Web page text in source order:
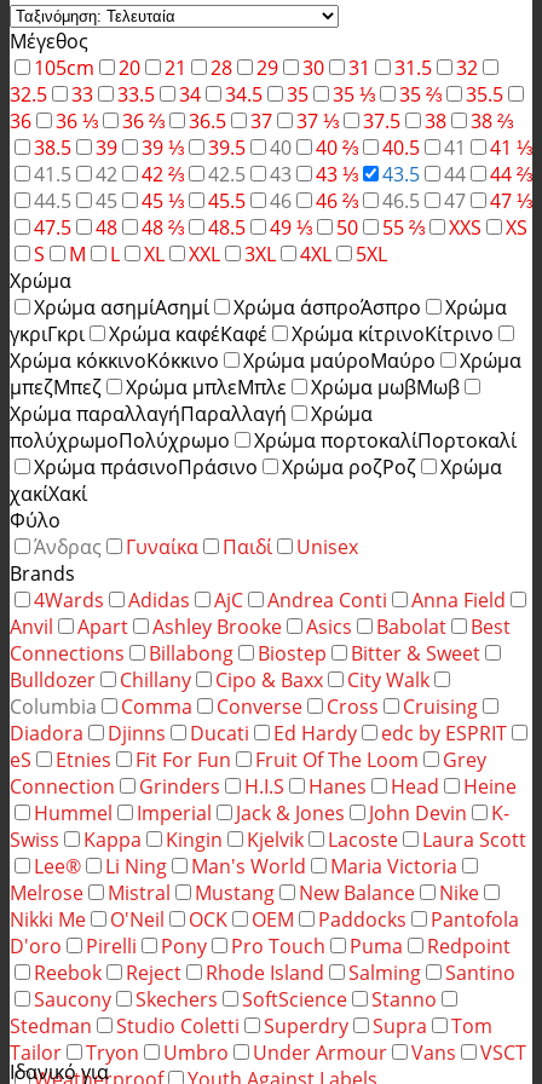
Μέγεθος
105cm
20 21 28 29 30 31 31.5
32
32.5
33 33.5 34 34.5 35 35 ⅓ 35 ⅔
35.5
36
36 ⅓ 36 ⅔ 36.5 37 37 ⅓ 37.5 38
38 ⅔
38.5
39 39 ⅓ 39.5 40 40 ⅔ 40.5 41
41 ⅓
41.5
42 42 ⅔ 42.5 43 43 ⅓ 43.5 44
44 ⅔
44.5
45 45 ⅓ 45.5 46 46 ⅔ 46.5 47
47 ⅓
47.5
48 48 ⅔ 48.5 49 ⅓ 50 55 ⅔ XXS
XS
S
M L XL XXL 3XL 4XL
5XL
Χρώμα
Χρώμα ασημίΑσημί Χρώμα άσπροΆσπρο
Χρώμα
γκριΓκρι Χρώμα καφέΚαφέ Χρώμα κίτρινοΚίτρινο
Χρώμα κόκκινοΚόκκινο Χρώμα μαύροΜαύρο
Χρώμα
μπεζΜπεζ Χρώμα μπλεΜπλε Χρώμα μωβΜωβ
Χρώμα παραλλαγήΠαραλλαγή
Χρώμα
πολύχρωμοΠολύχρωμο Χρώμα πορτοκαλίΠορτοκαλί
Χρώμα πράσινοΠράσινο Χρώμα ροζΡοζ
Χρώμα
χακίΧακί
Φύλο
Άνδρας
Γυναίκα Παιδί
Unisex
Brands
4Wards
Adidas AjC Andrea Conti
Anna Field
Anvil
Apart Ashley Brooke Asics Babolat
Best
Connections
Billabong Biostep
Bitter & Sweet
Bulldozer
Chillany Cipo & Baxx
City Walk
Columbia
Comma Converse Cross
Cruising
Diadora
Djinns Ducati Ed Hardy
edc by ESPRIT
eS
Etnies Fit For Fun Fruit Of The Loom
Grey
Connection
Grinders H.I.S Hanes Head
Heine
Hummel
Imperial Jack & Jones John Devin
K-
Swiss
Kappa Kingin Kjelvik Lacoste
Laura Scott
Lee®
Li Ning Man's World
Maria Victoria
Melrose
Mistral Mustang New Balance
Nike
Nikki Me
O'Neil OCK OEM Paddocks
Pantofola
D'oro
Pirelli Pony Pro Touch Puma
Redpoint
Reebok
Reject Rhode Island Salming
Santino
Saucony
Skechers SoftScience
Stanno
Stedman
Studio Coletti Superdry Supra
Tom
Tailor
Tryon Umbro Under Armour Vans
VSCT
Ιδανικό για